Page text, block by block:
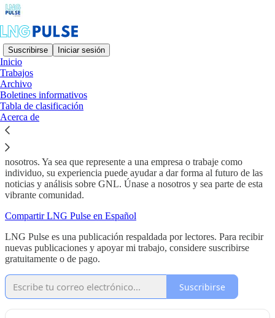
Suscribirse Iniciar sesión
Inicio
Trabajos
Archivo
Boletines informativos
Tabla de clasificación
Acerca de
LNG Pulse es una plataforma líder que ofrece las últimas noticias
sobre GNL en 10 idiomas. Como suscriptor, se mantendrá
actualizado con novedades cruciales en el sector del GNL, lo que le
ayudará a tomar decisiones informadas. Si es un veterano de la
industria o nuevo en el campo, LNG Pulse ofrece información
valiosa adaptada a usted.
También invitamos a consultores e ingenieros a colaborar con
nosotros. Ya sea que represente a una empresa o trabaje como
individuo, su experiencia puede ayudar a dar forma al futuro de las
noticias y análisis sobre GNL. Únase a nosotros y sea parte de esta
vibrante comunidad.
Compartir LNG Pulse en Español
LNG Pulse es una publicación respaldada por lectores. Para recibir
nuevas publicaciones y apoyar mi trabajo, considere suscribirse
gratuitamente o de pago.
Suscribirse